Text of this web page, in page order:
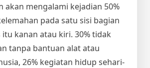
akan mengalami kejadian 50%
pada satu sisi bagian
kanan atau kiri. 30% tidak
tanpa bantuan alat atau
26% kegiatan hidup sehari-